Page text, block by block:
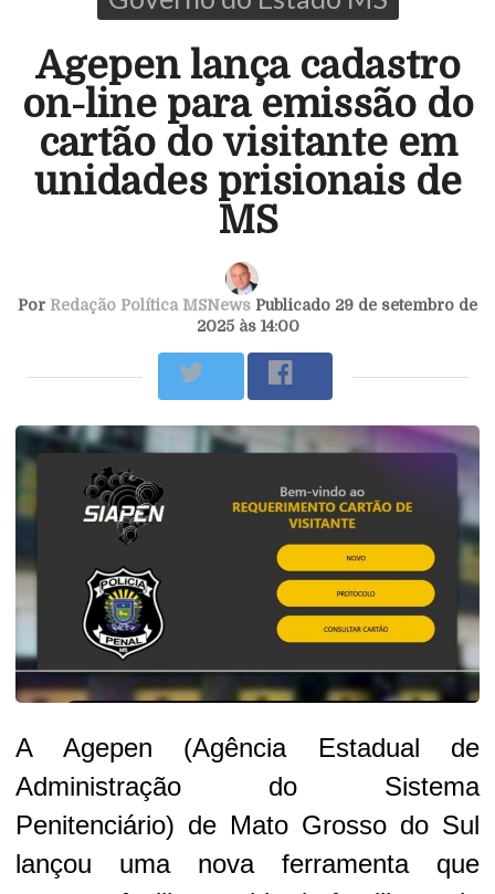
Agepen lança cadastro
on-line para emissão do
cartão do visitante em
unidades prisionais de
MS
Por Redação Política MSNews Publicado 29 de setembro de
2025 às 14:00
A Agepen (Agência Estadual de
Administração do Sistema
Penitenciário) de Mato Grosso do Sul
lançou uma nova ferramenta que